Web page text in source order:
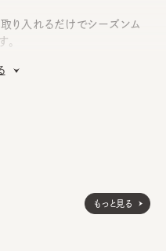
取り入れるだけでシーズンム
しております。
もっと見る